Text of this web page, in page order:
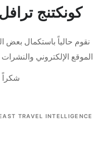
كونكتنج
نقوم حالياً باستكمال بعض
الموقع الإلكتروني
شكراً
TRAVEL INTELLIGENCE